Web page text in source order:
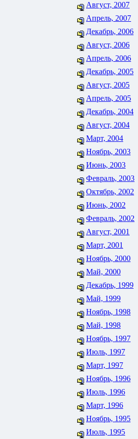
Август, 2007
Апрель, 2007
Декабрь, 2006
Август, 2006
Апрель, 2006
Декабрь, 2005
Август, 2005
Апрель, 2005
Декабрь, 2004
Август, 2004
Март, 2004
Ноябрь, 2003
Июнь, 2003
Февраль, 2003
Октябрь, 2002
Июнь, 2002
Февраль, 2002
Август, 2001
Март, 2001
Ноябрь, 2000
Май, 2000
Декабрь, 1999
Май, 1999
Ноябрь, 1998
Май, 1998
Ноябрь, 1997
Июль, 1997
Март, 1997
Ноябрь, 1996
Июль, 1996
Март, 1996
Ноябрь, 1995
Июль, 1995